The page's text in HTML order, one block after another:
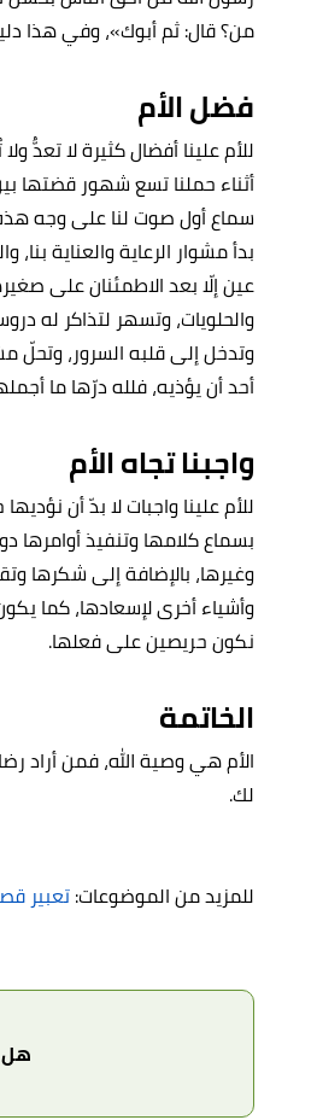
من؟ قال: ثم أبوك»، وفي هذا
فضل الأم
للأم علينا أفضال كثيرة لا
أثناء حملنا تسع شهور قضتها
سماع أول صوت لنا على وجه هذه
بدأ مشوار الرعاية والعناية
عين إلّا بعد الاطمئنان على
والحلويات، وتسهر لتذاكر له
وتدخل إلى قلبه السرور، وتحلّ
أحد أن يؤذيه، فلله درّها ما
واجبنا تجاه الأم
للأم علينا واجبات لا بدّ أن
بسماع كلامها وتنفيذ
وغيرها، بالإضافة إلى شكرها
وأشياء أخرى لإسعادها، كما
نكون حريصين على فعلها.
الخاتمة
الأم هي وصية الله، فمن أراد
لك.
للمزيد من الموضوعات:تعبير
هل